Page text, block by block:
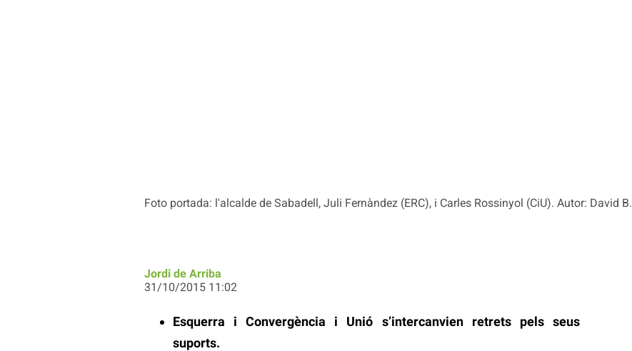
Foto portada: l'alcalde de Sabadell, Juli Fernàndez (ERC), i Carles Rossinyol (CiU). Autor: David B.
Jordi de Arriba
31/10/2015 11:02
Esquerra i Convergència i Unió s’intercanvien retrets pels seus
suports.